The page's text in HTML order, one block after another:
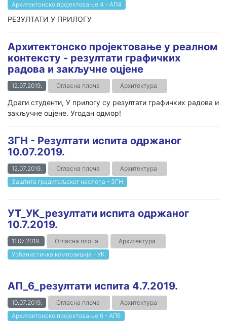
Архитектонско пројектовање 4 - АП4
РЕЗУЛТАТИ У ПРИЛОГУ
Архитектонско пројектовање у реалном
контексту - резултати графичких
радова и закључне оцјене
12.07.2019. Огласна плоча Архитектура
Драги студенти, У прилогу су резултати графичких радова и
закључне оцјене. Угодан одмор!
ЗГН - Резултати испита одржаног
10.07.2019.
12.07.2019. Огласна плоча
Архитектура
Заштита градитељског наслеђа - ЗГН
УТ_УК_резултати испита одржаног
10.7.2019.
11.07.2019. Огласна плоча
Архитектура
Урбанистичка композиција - УК
АП_6_резултати испита 4.7.2019.
10.07.2019. Огласна плоча
Архитектура
Архитектонско пројектовање 6 - АП6